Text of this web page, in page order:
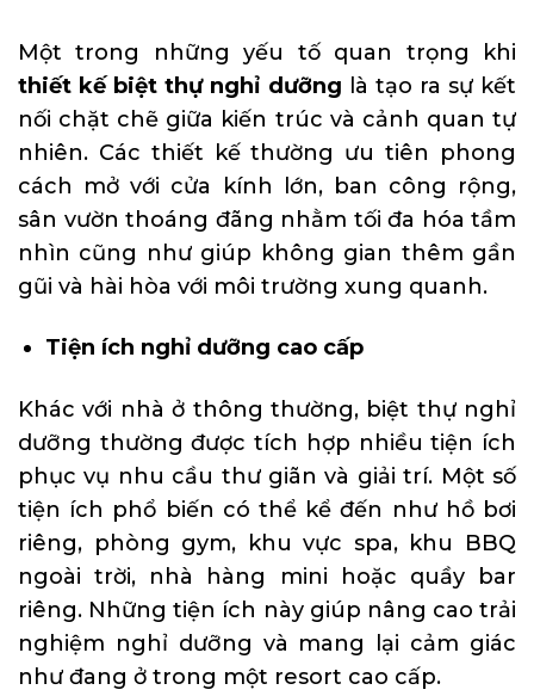
Một trong những yếu tố quan trọng khi
thiết kế biệt thự nghỉ dưỡng là tạo ra sự kết
nối chặt chẽ giữa kiến trúc và cảnh quan tự
nhiên. Các thiết kế thường ưu tiên phong
cách mở với cửa kính lớn, ban công rộng,
sân vườn thoáng đãng nhằm tối đa hóa tầm
nhìn cũng như giúp không gian thêm gần
gũi và hài hòa với môi trường xung quanh.
Tiện ích nghỉ dưỡng cao cấp
Khác với nhà ở thông thường, biệt thự nghỉ
dưỡng thường được tích hợp nhiều tiện ích
phục vụ nhu cầu thư giãn và giải trí. Một số
tiện ích phổ biến có thể kể đến như hồ bơi
riêng, phòng gym, khu vực spa, khu BBQ
ngoài trời, nhà hàng mini hoặc quầy bar
riêng. Những tiện ích này giúp nâng cao trải
nghiệm nghỉ dưỡng và mang lại cảm giác
như đang ở trong một resort cao cấp.